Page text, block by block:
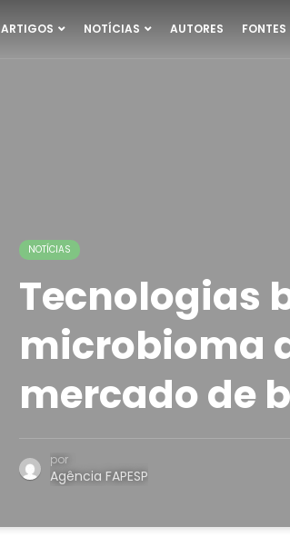
ARTIGOS NOTÍCIAS AUTORES FONTES
NOTÍCIAS
Tecnologias
microbioma
mercado de
por
Agência FAPESP